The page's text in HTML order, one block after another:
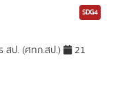
SDG4
สป. (ศทก.สป.)
21